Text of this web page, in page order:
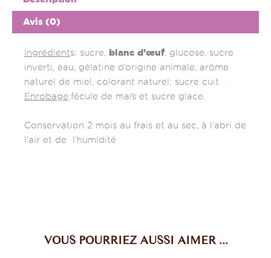
Avis (0)
Ingrédients: sucre, blanc d’œuf, glucose, sucre
inverti, eau, gélatine d’origine animale, arôme
naturel de miel, colorant naturel: sucre cuit .
Enrobage:fécule de maïs et sucre glace.
Conservation 2 mois au frais et au sec, à l’abri de
l’air et de l’humidité
VOUS POURRIEZ AUSSI AIMER ...